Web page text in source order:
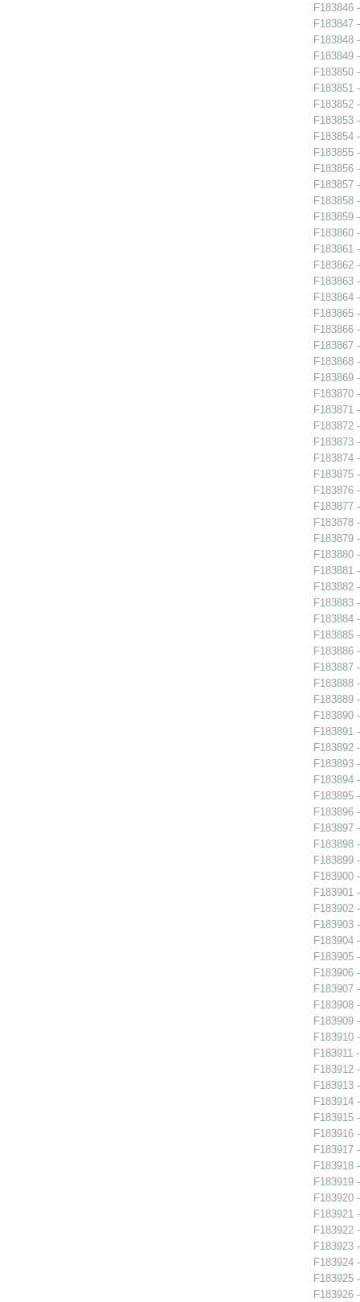
F183846
F183847
F183848
F183849
F183850
F183851
F183852
F183853
F183854
F183855
F183856
F183857
F183858
F183859
F183860
F183861
F183862
F183863
F183864
F183865
F183866
F183867
F183868
F183869
F183870
F183871
F183872
F183873
F183874
F183875
F183876
F183877
F183878
F183879
F183880
F183881
F183882
F183883
F183884
F183885
F183886
F183887
F183888
F183889
F183890
F183891
F183892
F183893
F183894
F183895
F183896
F183897
F183898
F183899
F183900
F183901
F183902
F183903
F183904
F183905
F183906
F183907
F183908
F183909
F183910
F183911
F183912
F183913
F183914
F183915
F183916
F183917
F183918
F183919
F183920
F183921
F183922
F183923
F183924
F183925
F183926